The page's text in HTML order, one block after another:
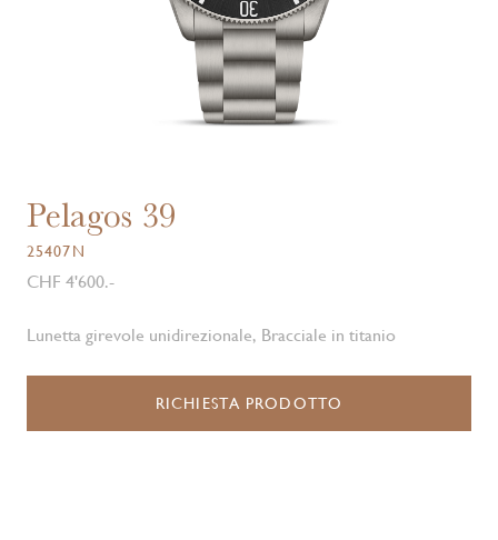
Pelagos 39
25407N
CHF 4'600.-
Lunetta girevole unidirezionale, Bracciale in titanio
RICHIESTA PRODOTTO